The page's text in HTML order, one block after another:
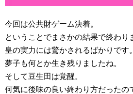
今回は公共財ゲーム決着。
ということでまさかの結果で終わり
皇の実力には驚かされるばかりです。
夢子も何とか生き残りましたね。
そして豆生田は覚醒。
何気に後味の良い終わり方だったの